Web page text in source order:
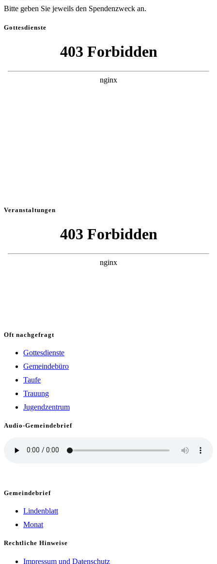
Bitte geben Sie jeweils den Spendenzweck an.
Gottesdienste
Veranstaltungen
Oft nachgefragt
Gottesdienste
Gemeindebüro
Taufe
Trauung
Jugendzentrum
Audio-Gemeindebrief
Gemeindebrief
Lindenblatt
Monat
Rechtliche Hinweise
Impressum und Datenschutz